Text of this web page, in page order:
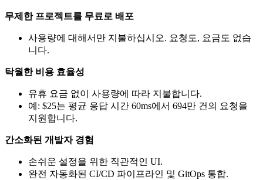
무제한 프로젝트를 무료로 배포
사용량에 대해서만 지불하십시오. 요청도, 요금도 없습
니다.
탁월한 비용 효율성
유휴 요금 없이 사용량에 따라 지불합니다.
예: $25는 평균 응답 시간 60ms에서 694만 건의 요청을
지원합니다.
간소화된 개발자 경험
손쉬운 설정을 위한 직관적인 UI.
완전 자동화된 CI/CD 파이프라인 및 GitOps 통합.